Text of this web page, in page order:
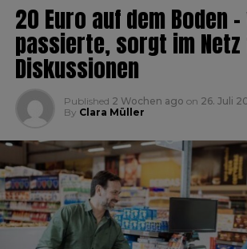
20 Euro auf dem Boden
passierte, sorgt im
Diskussionen
Published 2 Wochen ago on 26. Juli
By Clara Müller